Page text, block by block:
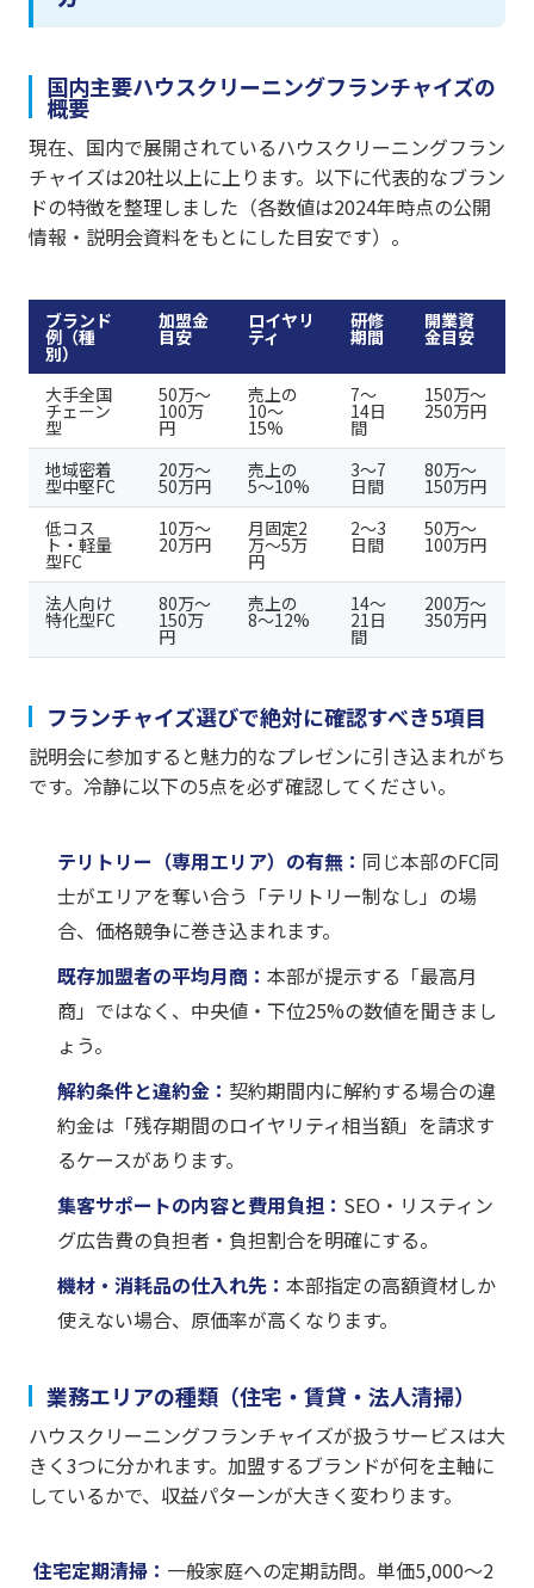
国内主要ハウスクリーニングフランチャイズの
概要
現在、国内で展開されているハウスクリーニングフラン
チャイズは20社以上に上ります。以下に代表的なブラン
ドの特徴を整理しました（各数値は2024年時点の公開
情報・説明会資料をもとにした目安です）。
ブランド
例（種
別）
加盟金
目安
ロイヤリ
ティ
研修
期間
開業資
金目安
大手全国
チェーン
型
50万〜
100万
円
売上の
10〜
15%
7〜
14日
間
150万〜
250万円
地域密着
型中堅FC
20万〜
50万円
売上の
5〜10%
3〜7
日間
80万〜
150万円
低コス
ト・軽量
型FC
10万〜
20万円
月固定2
万〜5万
円
2〜3
日間
50万〜
100万円
法人向け
特化型FC
80万〜
150万
円
売上の
8〜12%
14〜
21日
間
200万〜
350万円
フランチャイズ選びで絶対に確認すべき5項目
説明会に参加すると魅力的なプレゼンに引き込まれがち
です。冷静に以下の5点を必ず確認してください。
テリトリー（専用エリア）の有無： 同じ本部のFC同
士がエリアを奪い合う「テリトリー制なし」の場
合、価格競争に巻き込まれます。
既存加盟者の平均月商： 本部が提示する「最高月
商」ではなく、中央値・下位25%の数値を聞きまし
ょう。
解約条件と違約金： 契約期間内に解約する場合の違
約金は「残存期間のロイヤリティ相当額」を請求す
るケースがあります。
集客サポートの内容と費用負担： SEO・リスティン
グ広告費の負担者・負担割合を明確にする。
機材・消耗品の仕入れ先： 本部指定の高額資材しか
使えない場合、原価率が高くなります。
業務エリアの種類（住宅・賃貸・法人清掃）
ハウスクリーニングフランチャイズが扱うサービスは大
きく3つに分かれます。加盟するブランドが何を主軸に
しているかで、収益パターンが大きく変わります。
住宅定期清掃： 一般家庭への定期訪問。単価5,000〜2